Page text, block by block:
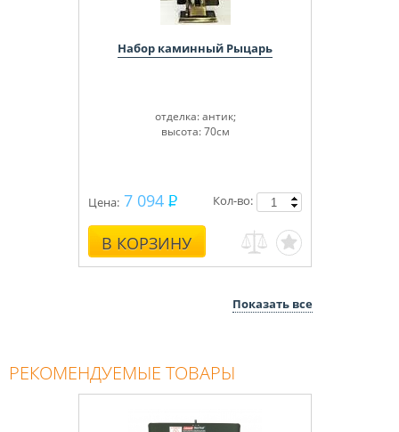
Набор каминный Рыцарь
отделка: антик;
высота: 70см
Цена: 7 094
В КОРЗИНУ
Кол-во:
Показать все
РЕКОМЕНДУЕМЫЕ ТОВАРЫ